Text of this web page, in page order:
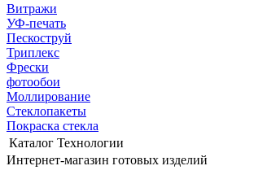
Витражи
УФ-печать
Пескоструй
Триплекс
Фрески
фотообои
Моллирование
Стеклопакеты
Покраска стекла
Каталог Технологии
Интернет-магазин готовых изделий